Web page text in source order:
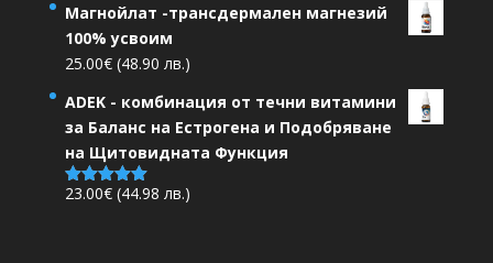
Магнойлат -трансдермален магнезий
100% усвоим
25.00€ (48.90 лв.)
ADEK - комбинация от течни витамини
за Баланс на Естрогена и Подобряване
на Щитовидната Функция
Оценено на
23.00€ (44.98 лв.)